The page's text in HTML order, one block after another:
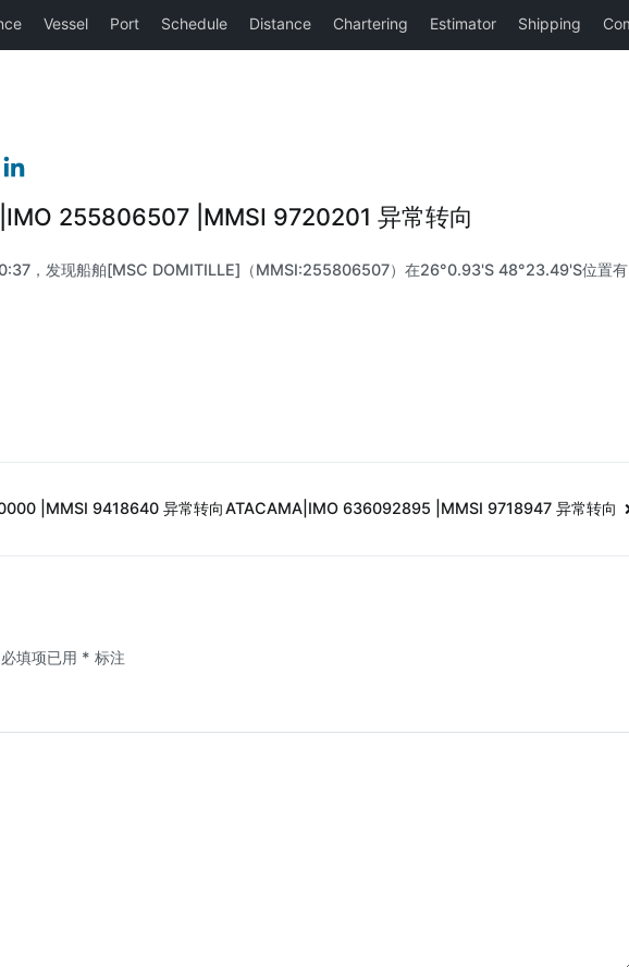
255806507 |MMSI 9720201 异常转向
，发现船舶[MSC DOMITILLE]（MMSI:255806507）在26°0.93'S 48°23.49'S位置有
|MMSI 9418640 异常转向ATACAMA|IMO 636092895 |MMSI 9718947 异常转向
必填项已用 * 标注